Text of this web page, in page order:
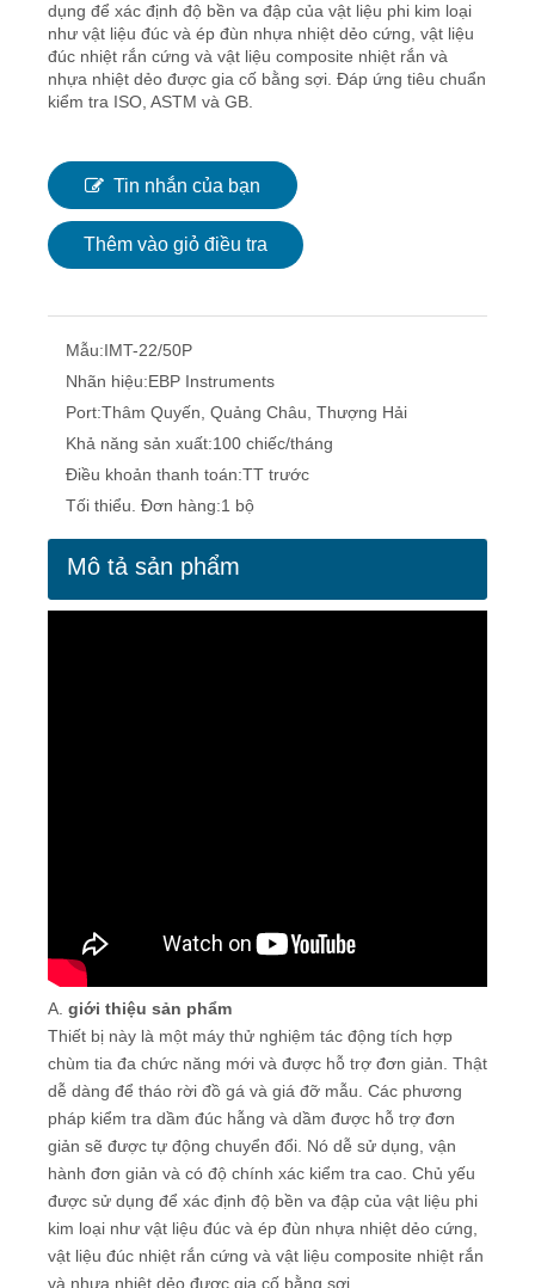
dụng để xác định độ bền va đập của vật liệu phi kim loại
như vật liệu đúc và ép đùn nhựa nhiệt dẻo cứng, vật liệu
đúc nhiệt rắn cứng và vật liệu composite nhiệt rắn và
nhựa nhiệt dẻo được gia cố bằng sợi. Đáp ứng tiêu chuẩn
kiểm tra ISO, ASTM và GB.
Tin nhắn của bạn
Thêm vào giỏ điều tra
Mẫu:IMT-22/50P
Nhãn hiệu:EBP Instruments
Port:Thâm Quyến, Quảng Châu, Thượng Hải
Khả năng sản xuất:100 chiếc/tháng
Điều khoản thanh toán:TT trước
Tối thiểu. Đơn hàng:1 bộ
Mô tả sản phẩm
A. giới thiệu sản phẩm
Thiết bị này là một máy thử nghiệm tác động tích hợp
chùm tia đa chức năng mới và được hỗ trợ đơn giản. Thật
dễ dàng để tháo rời đồ gá và giá đỡ mẫu. Các phương
pháp kiểm tra dầm đúc hẫng và dầm được hỗ trợ đơn
giản sẽ được tự động chuyển đổi. Nó dễ sử dụng, vận
hành đơn giản và có độ chính xác kiểm tra cao. Chủ yếu
được sử dụng để xác định độ bền va đập của vật liệu phi
kim loại như vật liệu đúc và ép đùn nhựa nhiệt dẻo cứng,
vật liệu đúc nhiệt rắn cứng và vật liệu composite nhiệt rắn
và nhựa nhiệt dẻo được gia cố bằng sợi.